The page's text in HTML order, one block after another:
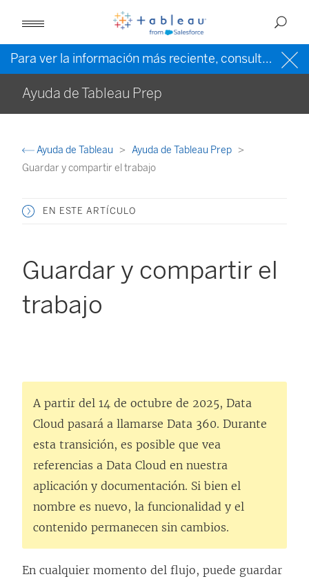
Para ver la información más reciente, consulte la
Ayuda de Tableau Prep
Ayuda de Tableau
Ayuda de Tableau Prep
Guardar y compartir el trabajo
EN ESTE ARTÍCULO
Guardar y compartir el
trabajo
A partir del 14 de octubre de 2025, Data
Cloud pasará a llamarse Data 360. Durante
esta transición, es posible que vea
referencias a Data Cloud en nuestra
aplicación y documentación. Si bien el
nombre es nuevo, la funcionalidad y el
contenido permanecen sin cambios.
En cualquier momento del flujo, puede guardar